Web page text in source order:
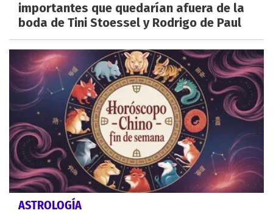
importantes que quedarían afuera de la
boda de Tini Stoessel y Rodrigo de Paul
ASTROLOGÍA